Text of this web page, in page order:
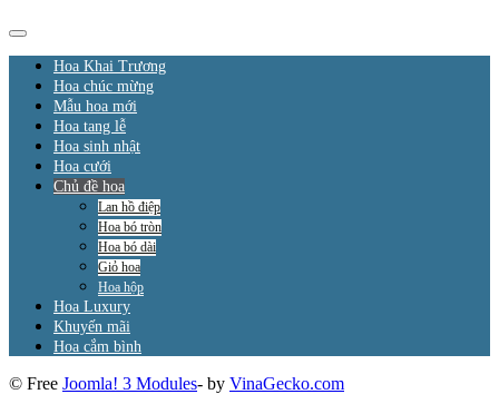
Hoa Khai Trương
Hoa chúc mừng
Mẫu hoa mới
Hoa tang lễ
Hoa sinh nhật
Hoa cưới
Chủ đề hoa
Lan hồ điệp
Hoa bó tròn
Hoa bó dài
Giỏ hoa
Hoa hộp
Hoa Luxury
Khuyến mãi
Hoa cắm bình
© Free Joomla! 3 Modules- by VinaGecko.com